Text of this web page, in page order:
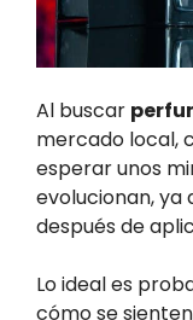
Al buscar
mercado local,
esperar unos
evolucionan, ya
después de
Lo ideal es
cómo se